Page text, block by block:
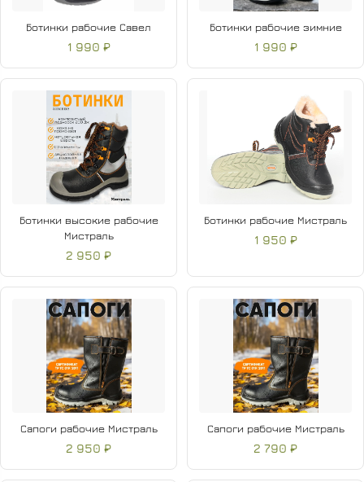
Ботинки рабочие Савел
1 990 ₽
Ботинки рабочие зимние
1 990 ₽
Ботинки высокие рабочие
Мистраль
2 950 ₽
Ботинки рабочие Мистраль
1 950 ₽
Сапоги рабочие Мистраль
2 950 ₽
Сапоги рабочие Мистраль
2 790 ₽